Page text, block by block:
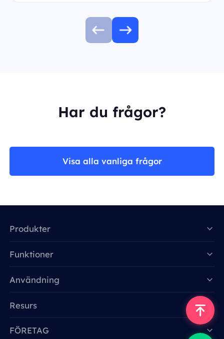
Har du frågor?
Visa alla vanliga frågor
Produkter
Funktioner
Användning
Resurs
FÖRETAG